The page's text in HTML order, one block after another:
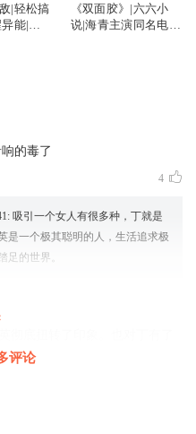
|轻松搞
能|江
《双面胶》|六六小
说|海青主演同名电视
的毒了
4
: 吸引一个女人有很多种，丁就是
是一个极其聪明的人，生活追求极
足的世界。
评论